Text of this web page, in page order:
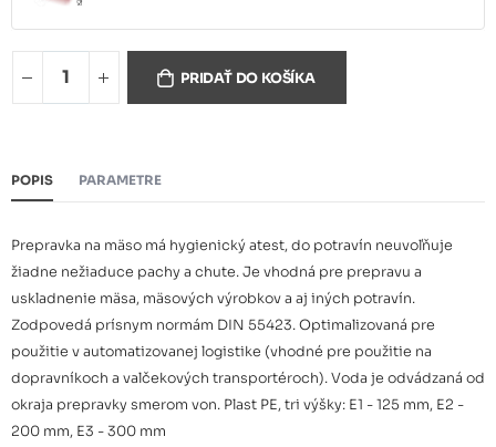
Prepravka na mäso EURO E1
PRIDAŤ DO KOŠÍKA
POPIS PARAMETRE
Prepravka na mäso má hygienický atest, do potravín neuvoľňuje
žiadne nežiaduce pachy a chute. Je vhodná pre prepravu a
uskladnenie mäsa, mäsových výrobkov a aj iných potravín.
Zodpovedá prísnym normám DIN 55423. Optimalizovaná pre
použitie v automatizovanej logistike (vhodné pre použitie na
dopravníkoch a valčekových transportéroch). Voda je odvádzaná od
okraja prepravky smerom von. Plast PE, tri výšky: E1 - 125 mm, E2 -
200 mm, E3 - 300 mm